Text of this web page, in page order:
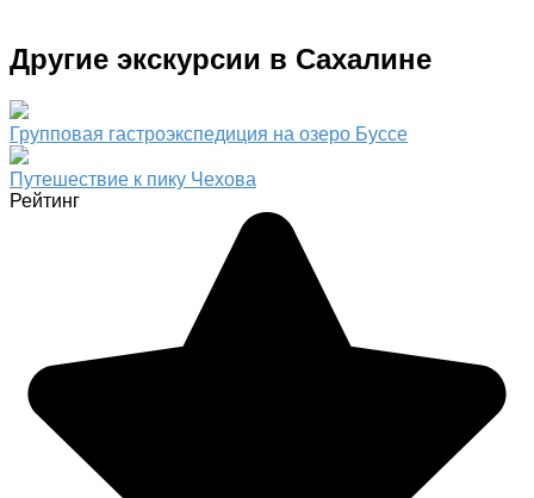
Другие экскурсии в Сахалине
Групповая гастроэкспедиция на озеро Буссе
Путешествие к пику Чехова
Рейтинг